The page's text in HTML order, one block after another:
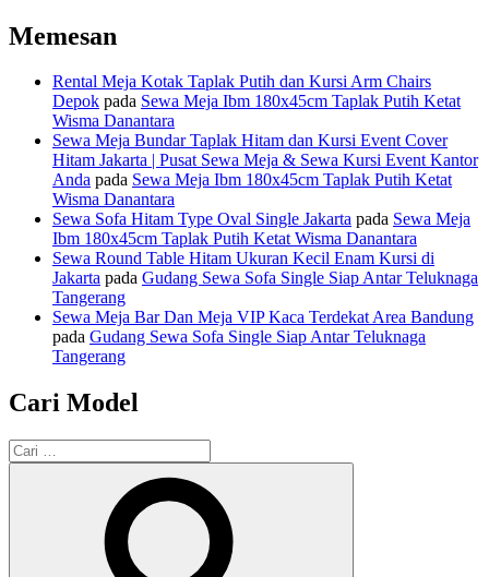
Memesan
Rental Meja Kotak Taplak Putih dan Kursi Arm Chairs
Depok pada Sewa Meja Ibm 180x45cm Taplak Putih Ketat
Wisma Danantara
Sewa Meja Bundar Taplak Hitam dan Kursi Event Cover
Hitam Jakarta | Pusat Sewa Meja & Sewa Kursi Event Kantor
Anda pada Sewa Meja Ibm 180x45cm Taplak Putih Ketat
Wisma Danantara
Sewa Sofa Hitam Type Oval Single Jakarta pada Sewa Meja
Ibm 180x45cm Taplak Putih Ketat Wisma Danantara
Sewa Round Table Hitam Ukuran Kecil Enam Kursi di
Jakarta pada Gudang Sewa Sofa Single Siap Antar Teluknaga
Tangerang
Sewa Meja Bar Dan Meja VIP Kaca Terdekat Area Bandung
pada Gudang Sewa Sofa Single Siap Antar Teluknaga
Tangerang
Cari Model
Pencarian
untuk: